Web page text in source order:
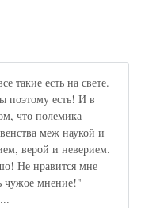
такие есть на свете.
поэтому есть! И в
что полемика
меж наукой и
верой и неверием.
Не нравится мне
чужое мнение!"